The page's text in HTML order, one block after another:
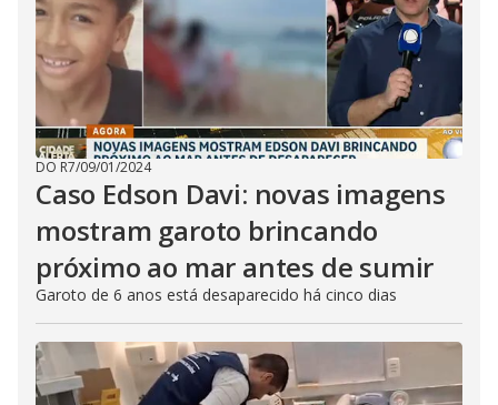
DO R7/09/01/2024
Caso Edson Davi: novas imagens
mostram garoto brincando
próximo ao mar antes de sumir
Garoto de 6 anos está desaparecido há cinco dias